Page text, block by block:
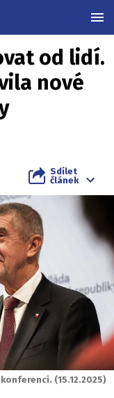
od lidí.
nové
Sdílet
článek
(15.12.2025)